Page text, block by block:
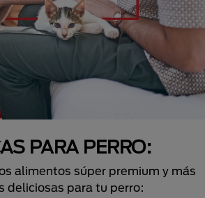
PARA PERRO:
alimentos súper premium y más
deliciosas para tu perro: